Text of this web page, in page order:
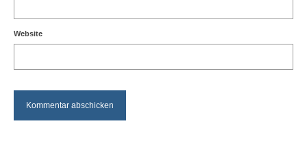
Website